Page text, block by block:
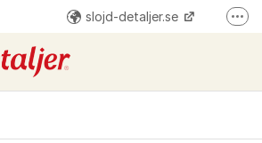
slojd-detaljer.se